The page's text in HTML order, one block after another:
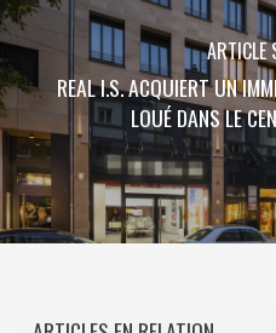
ARTICLE
REAL I.S. ACQUIERT UN
LOUÉ DANS LE